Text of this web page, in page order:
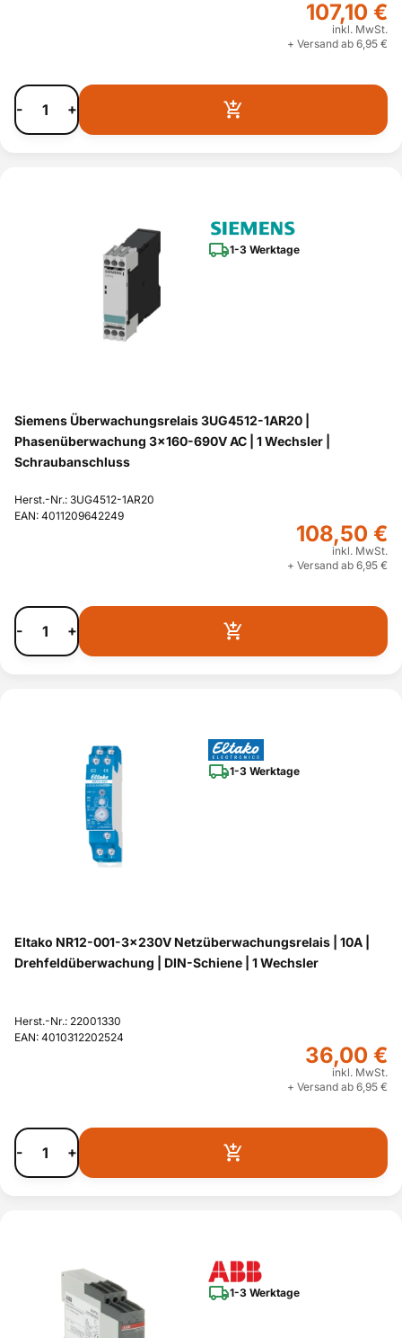
107,10 €
inkl. MwSt.
+ Versand ab 6,95 €
- +
1-3 Werktage
Siemens Überwachungsrelais 3UG4512-1AR20 |
Phasenüberwachung 3x160-690V AC | 1 Wechsler |
Schraubanschluss
Herst.-Nr.: 3UG4512-1AR20
EAN: 4011209642249
108,50 €
inkl. MwSt.
+ Versand ab 6,95 €
- +
1-3 Werktage
Eltako NR12-001-3x230V Netzüberwachungsrelais | 10A |
Drehfeldüberwachung | DIN-Schiene | 1 Wechsler
Herst.-Nr.: 22001330
EAN: 4010312202524
36,00 €
inkl. MwSt.
+ Versand ab 6,95 €
- +
1-3 Werktage